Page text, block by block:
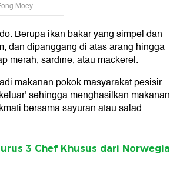
Moey
Berupa ikan bakar yang simpel dan
dan dipanggang di atas arang hingga
merah, sardine, atau mackerel.
makanan pokok masyarakat pesisir.
sehingga menghasilkan makanan
bersama sayuran atau salad.
3 Chef Khusus dari Norwegia